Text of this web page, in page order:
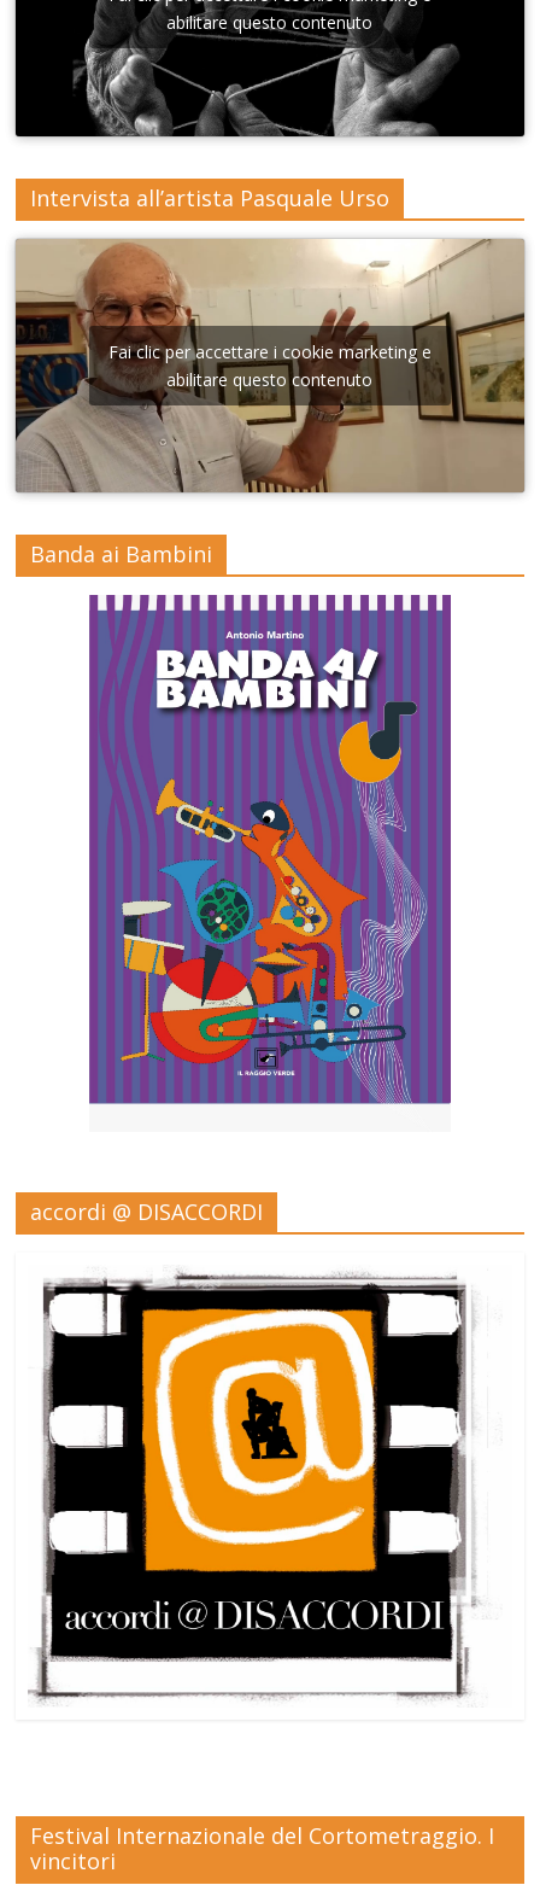
Lecce
abilitare questo contenuto
Intervista all’artista Pasquale Urso
Fai clic per accettare i cookie marketing e
abilitare questo contenuto
Banda ai Bambini
accordi @ DISACCORDI
Festival Internazionale del Cortometraggio. I
vincitori